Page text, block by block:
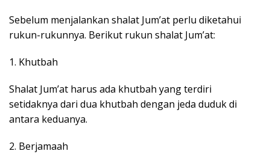
Sebelum menjalankan shalat Jum’at perlu diketahui
rukun-rukunnya. Berikut rukun shalat Jum’at:
1. Khutbah
Shalat Jum’at harus ada khutbah yang terdiri
setidaknya dari dua khutbah dengan jeda duduk di
antara keduanya.
2. Berjamaah